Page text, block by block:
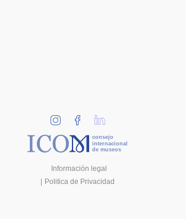
consejo
internacional
de museos
Información legal
Politica de Privacidad